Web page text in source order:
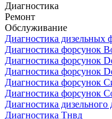
Диагностика
Ремонт
Обслуживание
Диагностика дизельных
Диагностика форсунок
Диагностика форсунок
Диагностика форсунок
Диагностика форсунок
Диагностика форсунок
Диагностика дизельного
Диагностика Тнвд